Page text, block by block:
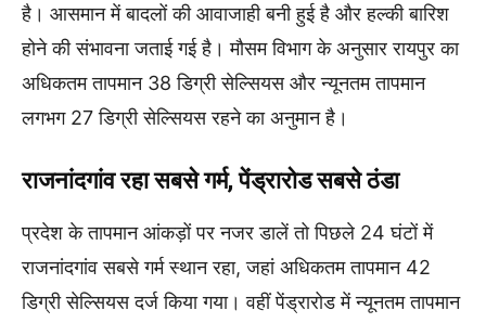
है। आसमान में बादलों की आवाजाही बनी हुई है और हल्की बारिश
होने की संभावना जताई गई है। मौसम विभाग के अनुसार रायपुर का
अधिकतम तापमान 38 डिग्री सेल्सियस और न्यूनतम तापमान
लगभग 27 डिग्री सेल्सियस रहने का अनुमान है।
राजनांदगांव रहा सबसे गर्म, पेंड्रारोड सबसे ठंडा
प्रदेश के तापमान आंकड़ों पर नजर डालें तो पिछले 24 घंटों में
राजनांदगांव सबसे गर्म स्थान रहा, जहां अधिकतम तापमान 42
डिग्री सेल्सियस दर्ज किया गया। वहीं पेंड्रारोड में न्यूनतम तापमान